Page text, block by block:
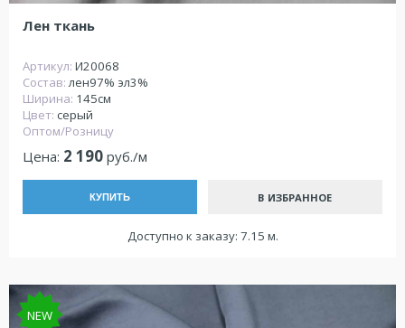
Лен ткань
Артикул: И20068
Состав:лен97% эл3%
Ширина: 145см
Цвет: серый
Оптом/Розницу
Цена: 2 190 руб./м
КУПИТЬ В ИЗБРАННОЕ
Доступно к заказу: 7.15 м.
NEW